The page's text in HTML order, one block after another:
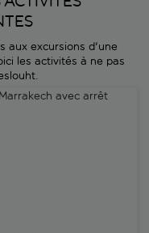
aux excursions d'une
les activités à ne pas
avec arrêt shopping